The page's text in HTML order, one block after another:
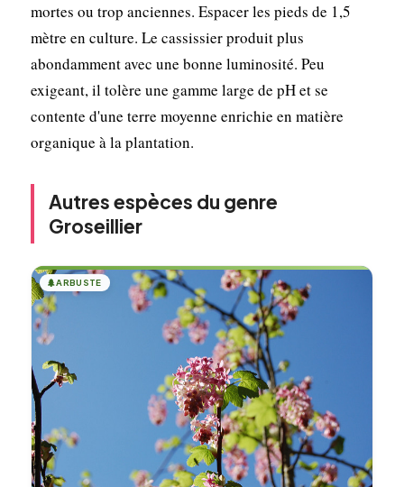
mortes ou trop anciennes. Espacer les pieds de 1,5
mètre en culture. Le cassissier produit plus
abondamment avec une bonne luminosité. Peu
exigeant, il tolère une gamme large de pH et se
contente d'une terre moyenne enrichie en matière
organique à la plantation.
Autres espèces du genre
Groseillier
🌲ARBUSTE